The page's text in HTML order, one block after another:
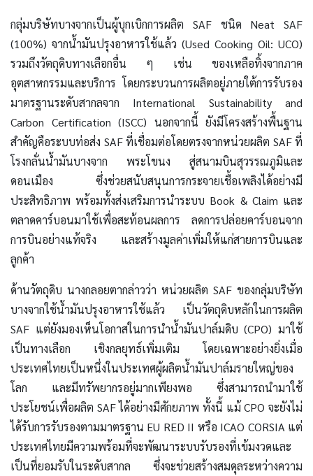
กลุ่มบริษัทบางจากเป็นผู้บุกเบิกการผลิต SAF ชนิด Neat SAF
(100%) จากน้ำมันปรุงอาหารใช้แล้ว (Used Cooking Oil: UCO)
รวมถึงวัตถุดิบทางเลือกอื่น ๆ เช่น ของเหลือทิ้งจากภาค
อุตสาหกรรมและบริการ โดยกระบวนการผลิตอยู่ภายใต้การรับรอง
มาตรฐานระดับสากลจาก International Sustainability and
Carbon Certification (ISCC) นอกจากนี้ ยังมีโครงสร้างพื้นฐาน
สำคัญคือระบบท่อส่ง SAF ที่เชื่อมต่อโดยตรงจากหน่วยผลิต SAF ที่
โรงกลั่นน้ำมันบางจาก พระโขนง สู่สนามบินสุวรรณภูมิและ
ดอนเมือง ซึ่งช่วยสนับสนุนการกระจายเชื้อเพลิงได้อย่างมี
ประสิทธิภาพ พร้อมทั้งส่งเสริมการนำระบบ Book & Claim และ
ตลาดคาร์บอนมาใช้เพื่อสะท้อนผลการ ลดการปล่อยคาร์บอนจาก
การบินอย่างแท้จริง และสร้างมูลค่าเพิ่มให้แก่สายการบินและ
ลูกค้า
ด้านวัตถุดิบ นางกลอยตากล่าวว่า หน่วยผลิต SAF ของกลุ่มบริษัท
บางจากใช้น้ำมันปรุงอาหารใช้แล้ว เป็นวัตถุดิบหลักในการผลิต
SAF แต่ยังมองเห็นโอกาสในการนำน้ำมันปาล์มดิบ (CPO) มาใช้
เป็นทางเลือก เชิงกลยุทธ์เพิ่มเติม โดยเฉพาะอย่างยิ่งเมื่อ
ประเทศไทยเป็นหนึ่งในประเทศผู้ผลิตน้ำมันปาล์มรายใหญ่ของ
โลก และมีทรัพยากรอยู่มากเพียงพอ ซึ่งสามารถนำมาใช้
ประโยชน์เพื่อผลิต SAF ได้อย่างมีศักยภาพ ทั้งนี้ แม้ CPO จะยังไม่
ได้รับการรับรองตามมาตรฐาน EU RED II หรือ ICAO CORSIA แต่
ประเทศไทยมีความพร้อมที่จะพัฒนาระบบรับรองที่เข้มงวดและ
เป็นที่ยอมรับในระดับสากล ซึ่งจะช่วยสร้างสมดุลระหว่างความ